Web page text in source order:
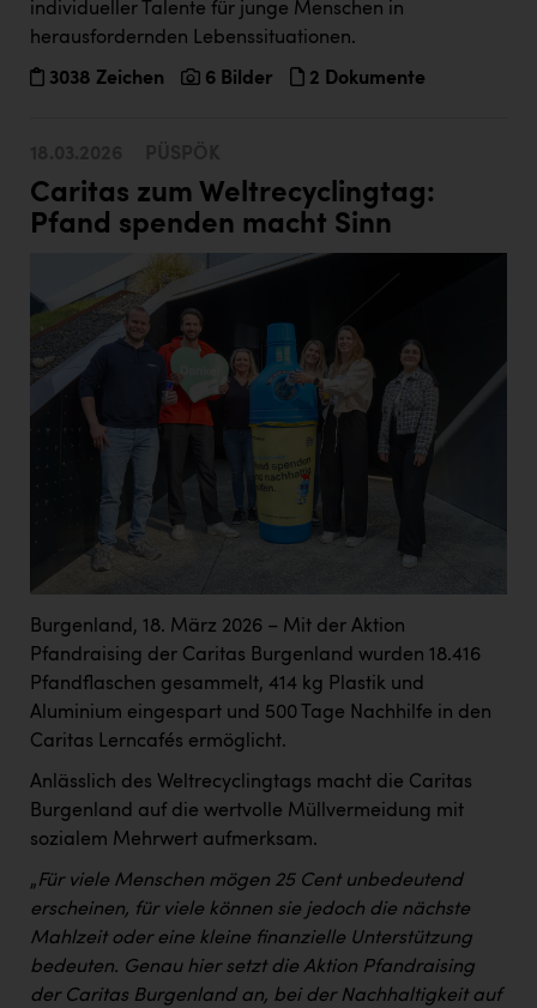
individueller Talente für junge Menschen in
herausfordernden Lebenssituationen.
3038 Zeichen 6 Bilder 2 Dokumente
Caritas zum Weltrecyclingtag:
Pfand spenden macht Sinn
Burgenland, 18. März 2026 – Mit der Aktion
Pfandraising der Caritas Burgenland wurden 18.416
Pfandflaschen gesammelt, 414 kg Plastik und
Aluminium eingespart und 500 Tage Nachhilfe in den
Caritas Lerncafés ermöglicht.
Anlässlich des Weltrecyclingtags macht die Caritas
Burgenland auf die wertvolle Müllvermeidung mit
sozialem Mehrwert aufmerksam.
„Für viele Menschen mögen 25 Cent unbedeutend
erscheinen, für viele können sie jedoch die nächste
Mahlzeit oder eine kleine finanzielle Unterstützung
bedeuten. Genau hier setzt die Aktion Pfandraising
der Caritas Burgenland an, bei der Nachhaltigkeit auf